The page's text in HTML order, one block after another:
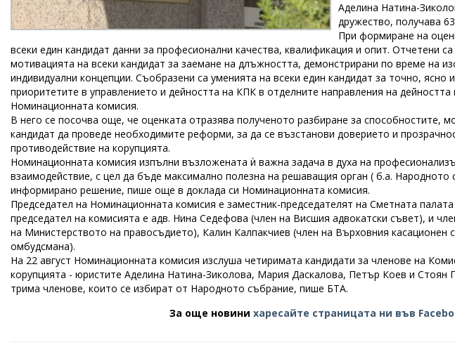
Аделина Натина-
дружество, получава
При формиране на
всеки един кандидат данни за професионални качества, квалификация и опит. Отчетени
мотивацията на всеки кандидат за заемане на длъжността, демонстрирани по време на
индивидуални концепции. Съобразени са уменията на всеки един кандидат за точно,
приоритетите в управлението и дейността на КПК в отделните направления на
Номинационната комисия.
В него се посочва още, че оценката отразява полученото разбиране за способностите,
кандидат да проведе необходимите реформи, за да се възстанови доверието и
противодействие на корупцията.
Номинационната комисия изпълни възложената ѝ важна задача в духа на
взаимодействие, с цел да бъде максимално полезна на решаващия орган ( б.а. Народното
информирано решение, пише още в доклада си Номинационната комисия.
Председател на Номинационната комисия е заместник-председателят на Сметната
председател на комисията е адв. Нина Седефова (член на Висшия адвокатски съвет), и
на Министерството на правосъдието), Калин Калпакчиев (член на Върховния касационен
омбудсмана).
На 22 август Номинационната комисия изслуша четиримата кандидати за членове на
корупцията - юристите Аделина Натина-Зиколова, Мария Даскалова, Петър Коев и Стоян
трима членове, които се избират от Народното събрание, пише БТА.
За още новинихаресайте страницата ни във